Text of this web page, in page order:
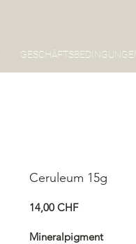
GESCHÄFTSBEDINGUNGEN
Ceruleum 15g
14,00 CHFPreis
Mineralpigment